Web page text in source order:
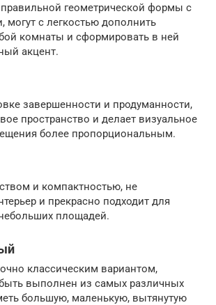
геометрической формы с
могут с легкостью дополнить
комнаты и сформировать в ней
акцент.
завершенности и продуманности,
пространство и делает визуальное
более пропорциональным.
и компактностью, не
и прекрасно подходит для
площадей.
классическим вариантом,
выполнен из самых различных
большую, маленькую, вытянутую